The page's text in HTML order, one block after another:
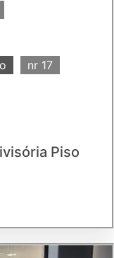
nr 17
Piso